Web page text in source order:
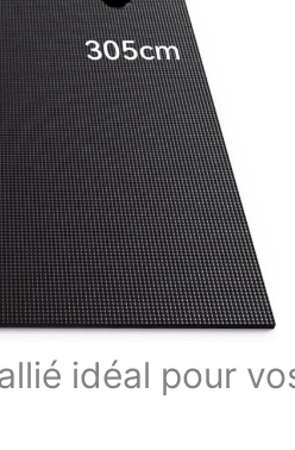
idéal pour